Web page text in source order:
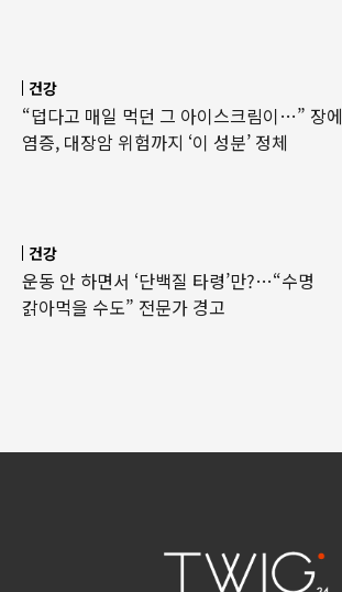
건강
“덥다고 매일 먹던 그 아이스크림이…” 장에
염증, 대장암 위험까지 ‘이 성분’ 정체
건강
운동 안 하면서 ‘단백질 타령’만?…“수명
갉아먹을 수도” 전문가 경고